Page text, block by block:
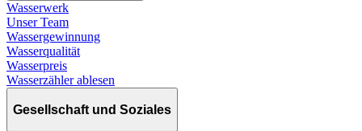
Wasserwerk
Unser Team
Wassergewinnung
Wasserqualität
Wasserpreis
Wasserzähler ablesen
Gesellschaft und Soziales